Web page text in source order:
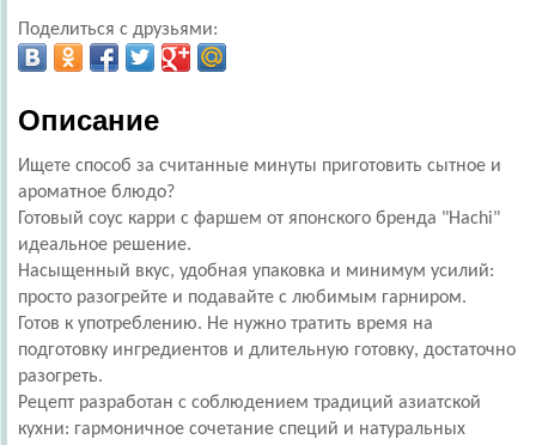
Поделиться с друзьями:
Описание
Ищете способ за считанные минуты приготовить сытное и
ароматное блюдо?
Готовый соус карри с фаршем от японского бренда "Hachi"
идеальное решение.
Насыщенный вкус, удобная упаковка и минимум усилий:
просто разогрейте и подавайте с любимым гарниром.
Готов к употреблению. Не нужно тратить время на
подготовку ингредиентов и длительную готовку, достаточно
разогреть.
Рецепт разработан с соблюдением традиций азиатской
кухни: гармоничное сочетание специй и натуральных